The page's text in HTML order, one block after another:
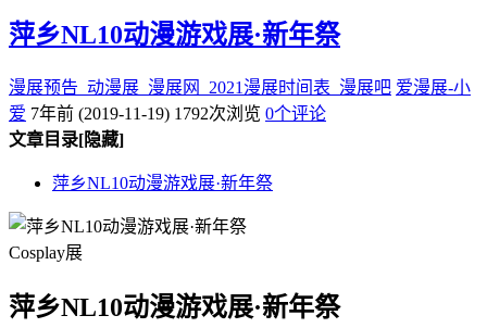
萍乡NL10动漫游戏展·新年祭
漫展预告_动漫展_漫展网_2021漫展时间表_漫展吧 爱漫展-小
爱 7年前 (2019-11-19) 1792次浏览 0个评论
文章目录[隐藏]
萍乡NL10动漫游戏展·新年祭
Cosplay展
萍乡NL10动漫游戏展·新年祭